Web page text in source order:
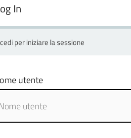
In
per iniziare la sessione
utente